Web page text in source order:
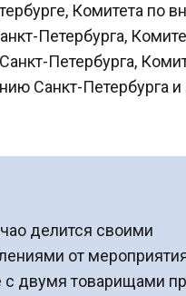
Комитета по
Петербурга,
Петербурга,
Санкт-Петербурга и
делится своими
от
с двумя товарищами